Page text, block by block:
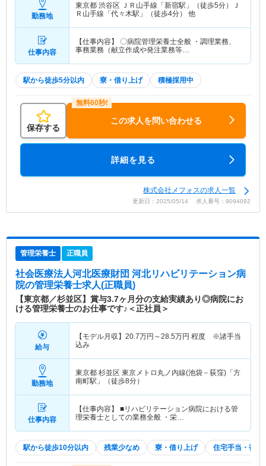
勤務地
東京都 渋谷区 ＪＲ山手線「新宿駅」（徒歩5分）Ｊ
Ｒ山手線「代々木駅」（徒歩4分） 他
仕事内容
【仕事内容】 〇病院管理栄養士全般 ・調理業務、
事務業務（献立作成や発注業務等…
駅から徒歩5分以内 寮・借り上げ 積極採用中
保存する
この求人を問い合わせる
詳細を見る
株式会社メフォスの求人一覧
更新日：2025/05/14 求人番号：9094092
管理栄養士 正職員
社会医療法人河北医療財団 河北リハビリテーション病
院の管理栄養士求人(正職員)
【東京都／杉並区】賞与3.7ヶ月分の支給実績あり◎病院にお
ける管理栄養士のお仕事です♪＜正社員＞
給与
【モデル月収】 20.7万円～28.5万円 程度 ※諸手当
込み
勤務地
東京都 杉並区 東京メトロ丸ノ内線(池袋－荻窪)「方
南町駅」（徒歩8分）
仕事内容
【仕事内容】 ■リハビリテーション病院における管
理栄養士としての業務全般 ・栄…
駅から徒歩10分以内 残業少なめ 寮・借り上げ 住宅手当・補助